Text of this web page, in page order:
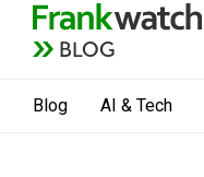
BLOG
Blog AI & Tech